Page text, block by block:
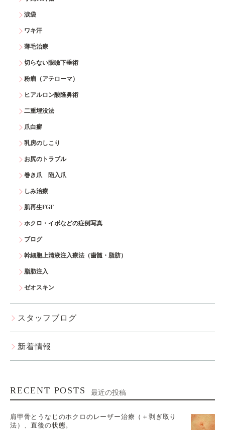
涙袋
ワキ汗
薄毛治療
切らない眼瞼下垂術
粉瘤（アテローマ）
ヒアルロン酸隆鼻術
二重埋没法
爪白癬
乳房のしこり
お尻のトラブル
巻き爪 陥入爪
しみ治療
肌再生FGF
ホクロ・イボなどの症例写真
ブログ
幹細胞上清液注入療法（歯髄・脂肪）
脂肪注入
ゼオスキン
スタッフブログ
新着情報
RECENT POSTS 最近の投稿
肩甲骨とうなじのホクロのレーザー治療（＋剥ぎ取り
法）、直後の状態。